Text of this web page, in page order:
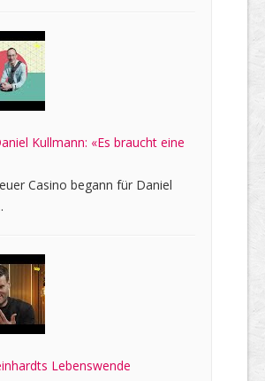
Kullmann: «Es braucht eine
Casino begann für Daniel
Lebenswende